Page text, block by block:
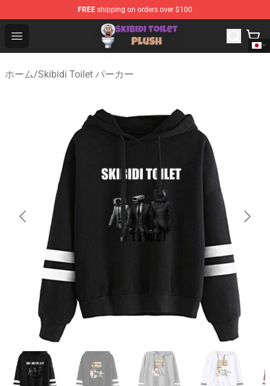
FREE shipping on orders over $100
Open menu
Skibidi Toilet Plush Shop - Official Skibidi Toilet Plush
ホーム/Skibidi Toilet パーカー